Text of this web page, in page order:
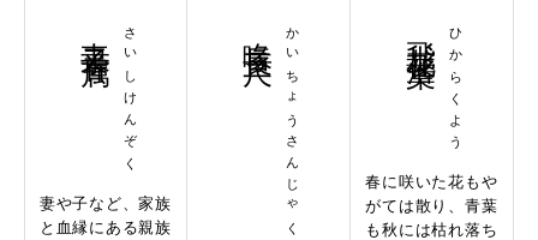
さいしけんぞく
妻や子など、家族
と血縁にある親族
かいちょうさんじゃく ひからくよう
春に咲いた花もや
がては散り、青葉
も秋には枯れ落ち